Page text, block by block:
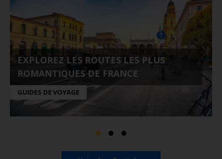
EXPLOREZ LES ROUTES LES PLUS
ROMANTIQUES DE FRANCE
GUIDES DE VOYAGE